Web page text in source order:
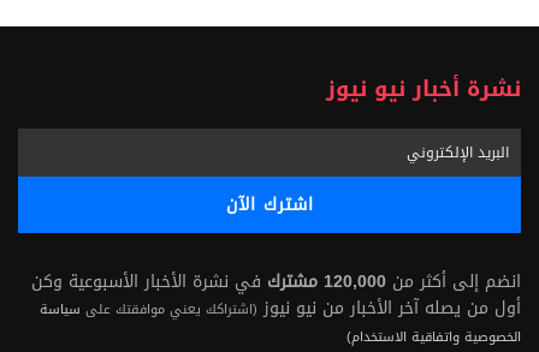
نشرة أخبار نيو نيوز
انضم إلى أكثر من 120,000 مشترك
في نشرة الأخبار الأسبوعية وكن
أول من يصله آخر الأخبار من نيو نيوز (اشتراكك يعني موافقتك على سياسة
الخصوصية واتفاقية الاستخدام)